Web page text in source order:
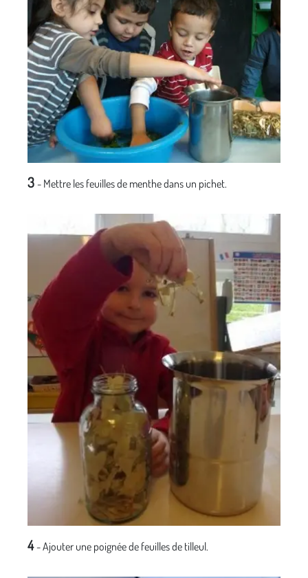
3 - Mettre les feuilles de menthe dans un pichet.
4- Ajouter une poignée de feuilles de tilleul.